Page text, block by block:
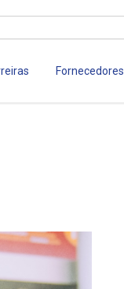
Fornecedores